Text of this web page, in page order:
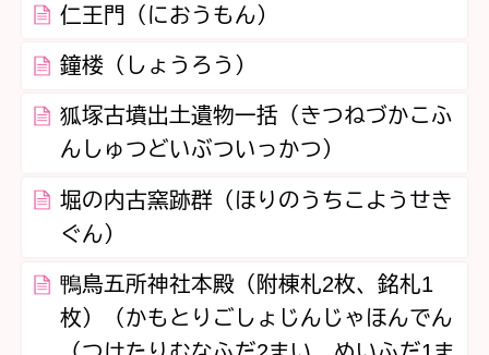
仁王門（におうもん）
鐘楼（しょうろう）
狐塚古墳出土遺物一括（きつねづかこふ
んしゅつどいぶついっかつ）
堀の内古窯跡群（ほりのうちこようせき
ぐん）
鴨鳥五所神社本殿（附棟札2枚、銘札1
枚）（かもとりごしょじんじゃほんでん